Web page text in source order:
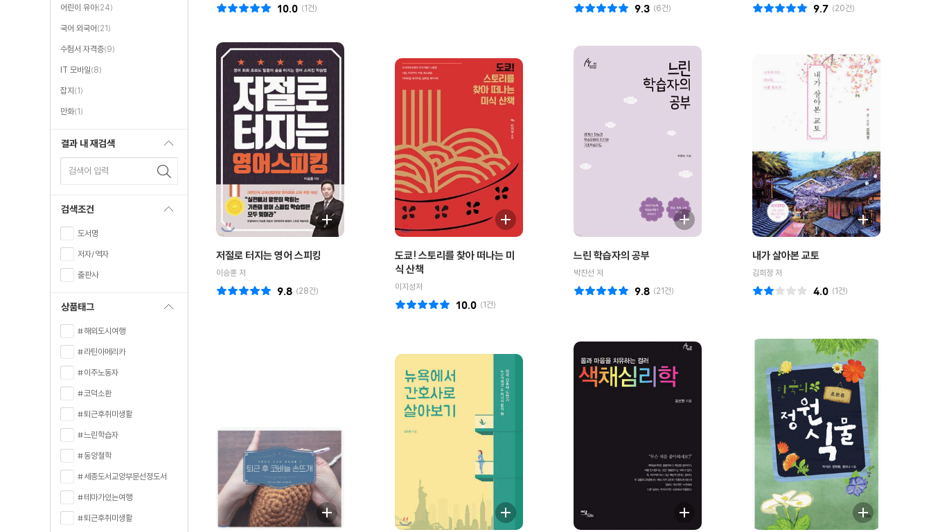
어린이 유아(24)
국어 외국어(21)
수험서 자격증(9)
IT 모바일(8)
잡지(1)
만화(1)
결과 내 재검색
검색어 입력
검색조건
도서명
저자/역자
출판사
상품태그
#해외도시여행
#라틴아메리카
#이주노동자
#코덕소환
#퇴근후취미생활
#느린학습자
#동양철학
#세종도서교양부문선정도서
#테마가있는여행
#퇴근후취미생활
(1건)
10.0
(6건)
9.3
(20건)
9.7
저절로 터지는 영어 스피킹
이승훈 저
(28건)
9.8
도쿄! 스토리를 찾아 떠나는 미
식 산책
이지성저
(1건)
10.0
느린 학습자의 공부
박찬선 저
(21건)
9.8
내가 살아본 교토
김희정 저
(1건)
4.0